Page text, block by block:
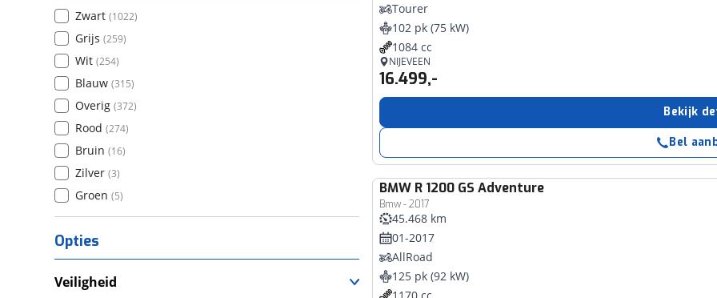
Zwart (1022)
Grijs (259)
Wit (254)
Blauw (315)
Overig (372)
Rood (274)
Bruin (16)
Zilver (3)
Groen (5)
Opties
Veiligheid
Tourer
102 pk (75 kW)
1084 cc
NIJEVEEN
16.499,-
Bekijk
Bel
BMW R 1200 GS Adventure
Bmw - 2017
45.468 km
01-2017
AllRoad
125 pk (92 kW)